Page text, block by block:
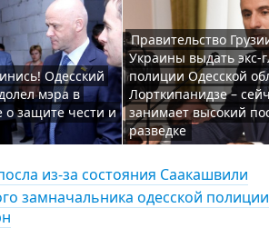
Одесский
мэра в
о защите чести и
Правительство
Украины выдать экс-
полиции Одесской
Лорткипанидзе –
занимает высокий
разведке
из-за состояния Саакашвили
замначальника одесской